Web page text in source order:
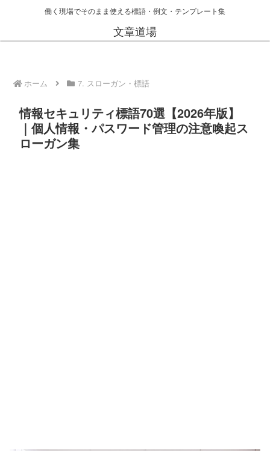
働く現場でそのまま使える標語・例文・テンプレート集
文章道場
ホーム 7. スローガン・標語
情報セキュリティ標語70選【2026年版】
｜個人情報・パスワード管理の注意喚起ス
ローガン集